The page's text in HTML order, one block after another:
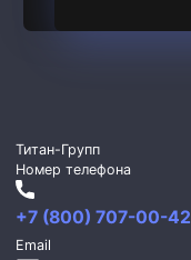
Титан-Групп
Номер телефона
+7 (800) 707-00-42
Email